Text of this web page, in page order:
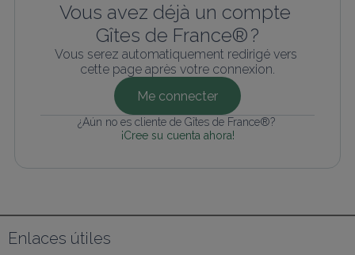
Vous avez déjà un compte
Gîtes de France® ?
Vous serez automatiquement redirigé vers
cette page après votre connexion.
Me connecter
¿Aún no es cliente de Gîtes de France®?
¡Cree su cuenta ahora!
Enlaces útiles